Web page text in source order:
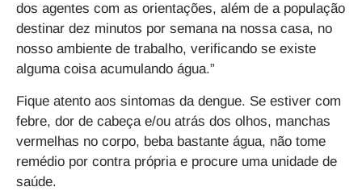
dos agentes com as orientações, além de a população
destinar dez minutos por semana na nossa casa, no
nosso ambiente de trabalho, verificando se existe
alguma coisa acumulando água.”
Fique atento aos sintomas da dengue. Se estiver com
febre, dor de cabeça e/ou atrás dos olhos, manchas
vermelhas no corpo, beba bastante água, não tome
remédio por contra própria e procure uma unidade de
saúde.